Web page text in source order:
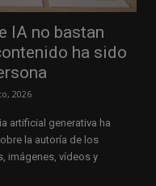
IA no bastan
ha sido
2026
artificial generativa ha
la autoría de los
imágenes, vídeos y